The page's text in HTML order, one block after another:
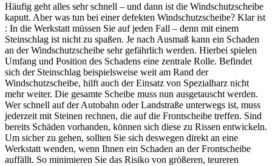
Häufig geht alles sehr schnell – und dann ist die Windschutzscheibe
kaputt. Aber was tun bei einer defekten Windschutzscheibe? Klar ist
: In die Werkstatt müssen Sie auf jeden Fall – denn mit einem
Steinschlag ist nicht zu spaßen. Je nach Ausmaß kann ein Schaden
an der Windschutzscheibe sehr gefährlich werden. Hierbei spielen
Umfang und Position des Schadens eine zentrale Rolle. Befindet
sich der Steinschlag beispielsweise weit am Rand der
Windschutzscheibe, hilft auch der Einsatz von Spezialharz nicht
mehr weiter. Die gesamte Scheibe muss nun ausgetauscht werden.
Wer schnell auf der Autobahn oder Landstraße unterwegs ist, muss
jederzeit mit Steinen rechnen, die auf die Frontscheibe treffen. Sind
bereits Schäden vorhanden, können sich diese zu Rissen entwickeln.
Um sicher zu gehen, sollten Sie sich deswegen direkt an eine
Werkstatt wenden, wenn Ihnen ein Schaden an der Frontscheibe
auffällt. So minimieren Sie das Risiko von größeren, teureren